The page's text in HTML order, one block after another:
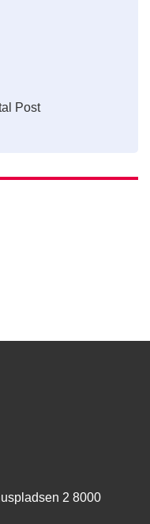
Post
2 8000